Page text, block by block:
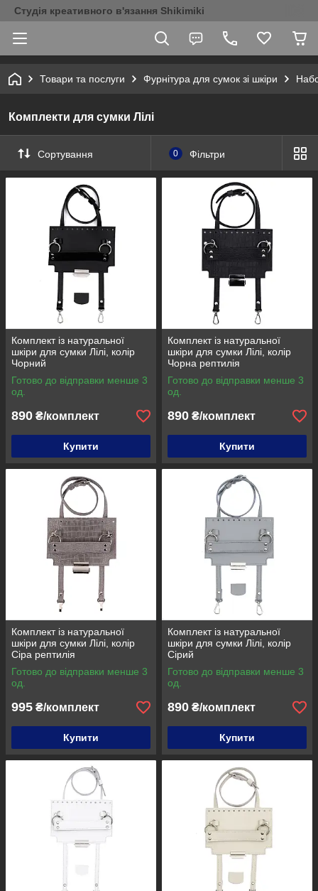
Студія креативного в'язання Shikimiki
Товари та послуги Фурнітура для сумок зі шкіри
Комплекти для сумки Лілі
Сортування 0 Фільтри
Комплект із натуральної
шкіри для сумки Лілі, колір
Чорний
Готово до відправки менше 3
од.
890 ₴/комплект
Купити
Комплект із натуральної
шкіри для сумки Лілі, колір
Чорна рептилія
Готово до відправки менше 3
од.
890 ₴/комплект
Купити
Комплект із натуральної
шкіри для сумки Лілі, колір
Сіра рептилія
Готово до відправки менше 3
од.
995 ₴/комплект
Купити
Комплект із натуральної
шкіри для сумки Лілі, колір
Сірий
Готово до відправки менше 3
од.
890 ₴/комплект
Купити